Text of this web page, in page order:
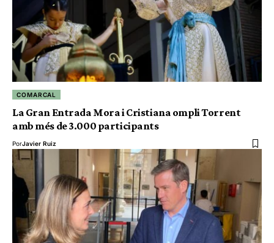
COMARCAL
La Gran Entrada Mora i Cristiana ompli Torrent
amb més de 3.000 participants
PorJavier Ruiz